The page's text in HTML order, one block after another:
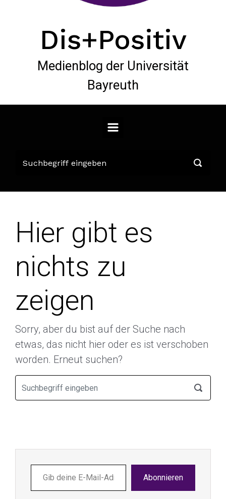
Dis+Positiv
Medienblog der Universität
Bayreuth
Hier gibt es
nichts zu
zeigen
Sorry, aber du bist auf der Suche nach
etwas, das nicht hier oder es ist verschoben
worden. Erneut suchen?
deine
E-
Abonnieren